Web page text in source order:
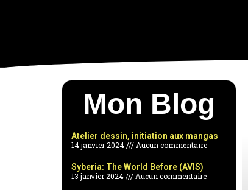
Mon Blog
Atelier dessin, initiation aux mangas
14 janvier 2024
Aucun commentaire
Syberia: The World Before (AVIS)
13 janvier 2024
Aucun commentaire